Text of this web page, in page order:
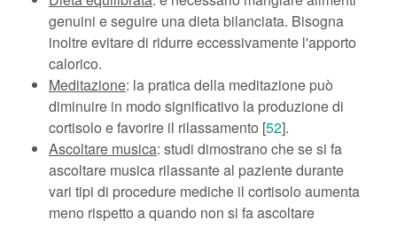
genuini e seguire una dieta bilanciata. Bisogna
inoltre evitare di ridurre eccessivamente l'apporto
calorico.
Meditazione: la pratica della meditazione può
diminuire in modo significativo la produzione di
cortisolo e favorire il rilassamento [52].
Ascoltare musica: studi dimostrano che se si fa
ascoltare musica rilassante al paziente durante
vari tipi di procedure mediche il cortisolo aumenta
meno rispetto a quando non si fa ascoltare